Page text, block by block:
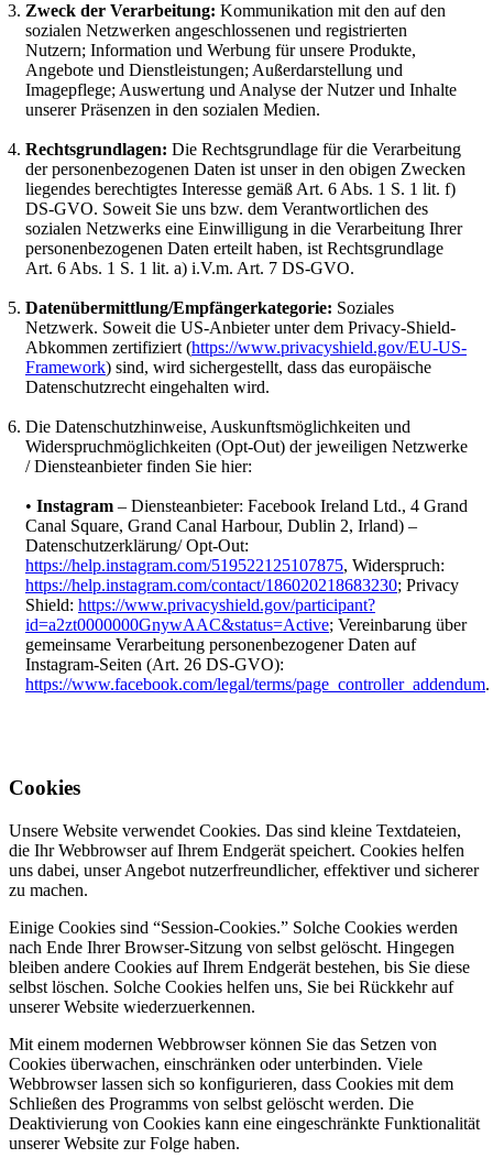
Zweck der Verarbeitung: Kommunikation mit den auf den
sozialen Netzwerken angeschlossenen und registrierten
Nutzern; Information und Werbung für unsere Produkte,
Angebote und Dienstleistungen; Außerdarstellung und
Imagepflege; Auswertung und Analyse der Nutzer und Inhalte
unserer Präsenzen in den sozialen Medien.
Rechtsgrundlagen: Die Rechtsgrundlage für die Verarbeitung
der personenbezogenen Daten ist unser in den obigen Zwecken
liegendes berechtigtes Interesse gemäß Art. 6 Abs. 1 S. 1 lit. f)
DS-GVO. Soweit Sie uns bzw. dem Verantwortlichen des
sozialen Netzwerks eine Einwilligung in die Verarbeitung Ihrer
personenbezogenen Daten erteilt haben, ist Rechtsgrundlage
Art. 6 Abs. 1 S. 1 lit. a) i.V.m. Art. 7 DS-GVO.
Datenübermittlung/Empfängerkategorie: Soziales
Netzwerk. Soweit die US-Anbieter unter dem Privacy-Shield-
Abkommen zertifiziert (https://www.privacyshield.gov/EU-US-
Framework) sind, wird sichergestellt, dass das europäische
Datenschutzrecht eingehalten wird.
Die Datenschutzhinweise, Auskunftsmöglichkeiten und
Widerspruchmöglichkeiten (Opt-Out) der jeweiligen Netzwerke
/ Diensteanbieter finden Sie hier:
• Instagram – Diensteanbieter: Facebook Ireland Ltd., 4 Grand
Canal Square, Grand Canal Harbour, Dublin 2, Irland) –
Datenschutzerklärung/ Opt-Out:
https://help.instagram.com/519522125107875, Widerspruch:
https://help.instagram.com/contact/186020218683230; Privacy
Shield: https://www.privacyshield.gov/participant?
id=a2zt0000000GnywAAC&status=Active; Vereinbarung über
gemeinsame Verarbeitung personenbezogener Daten auf
Instagram-Seiten (Art. 26 DS-GVO):
https://www.facebook.com/legal/terms/page_controller_addendum.
Cookies
Unsere Website verwendet Cookies. Das sind kleine Textdateien,
die Ihr Webbrowser auf Ihrem Endgerät speichert. Cookies helfen
uns dabei, unser Angebot nutzerfreundlicher, effektiver und sicherer
zu machen.
Einige Cookies sind “Session-Cookies.” Solche Cookies werden
nach Ende Ihrer Browser-Sitzung von selbst gelöscht. Hingegen
bleiben andere Cookies auf Ihrem Endgerät bestehen, bis Sie diese
selbst löschen. Solche Cookies helfen uns, Sie bei Rückkehr auf
unserer Website wiederzuerkennen.
Mit einem modernen Webbrowser können Sie das Setzen von
Cookies überwachen, einschränken oder unterbinden. Viele
Webbrowser lassen sich so konfigurieren, dass Cookies mit dem
Schließen des Programms von selbst gelöscht werden. Die
Deaktivierung von Cookies kann eine eingeschränkte Funktionalität
unserer Website zur Folge haben.